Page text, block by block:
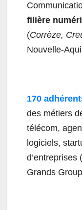
filière
(Corrèze,
Nouvelle-
170
des métiers
télécom,
logiciels,
d’entreprises
Grands